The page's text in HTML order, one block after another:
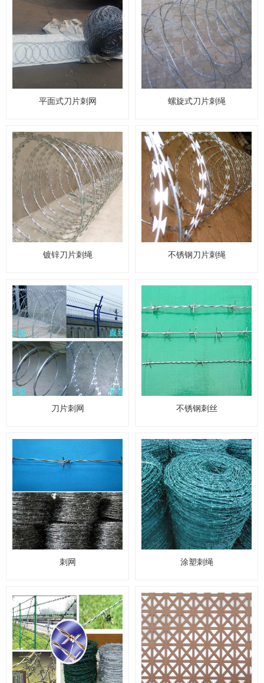
平面式刀片刺网 螺旋式刀片刺绳
镀锌刀片刺绳 不锈钢刀片刺绳
刀片刺网 不锈钢刺丝
刺网 涂塑刺绳